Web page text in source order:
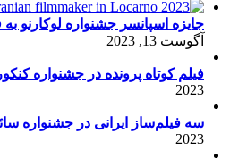
جایزه اسپانسر جشنواره لوکارنو به
آگوست 13, 2023
فیلم کوتاه پرونده در جشنواره
2023
سه فیلم‌ساز ایرانی در جشنواره
2023